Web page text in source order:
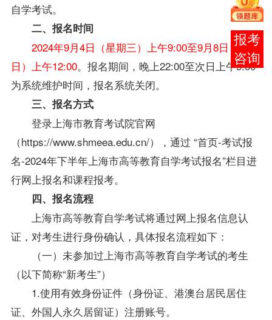
自学考试。
二、报名时间
2024年9月4日（星期三）上午9:00至9月8日（星期
日）上午12:00。报名期间，晚上22:00至次日上午9:00
为系统维护时间，报名系统关闭。
三、报名方式
登录上海市教育考试院官网
（https://www.shmeea.edu.cn/），通过 “首页-考试报
名-2024年下半年上海市高等教育自学考试报名”栏目进
行网上报名和课程报考。
四、报名流程
上海市高等教育自学考试将通过网上报名信息认
证，对考生进行身份确认，具体报名流程如下：
（一）未参加过上海市高等教育自学考试的考生
（以下简称“新考生”）
1.使用有效身份证件（身份证、港澳台居民居住
证、外国人永久居留证）注册账号。
在线
客服